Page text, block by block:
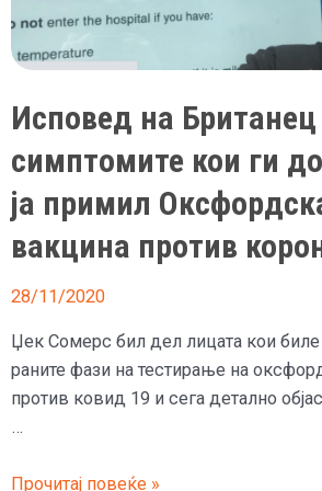
Исповед на Британец
симптомите кои ги
ја примил
вакцина против
28/11/2020
Џек Сомерс бил дел лицата кои
раните фази на тестирање на
против ковид 19 и сега детално
…
Исповед
Прочитај повеќе »